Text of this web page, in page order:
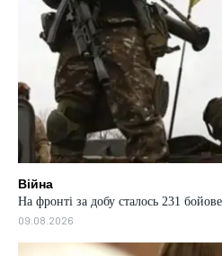
Війна
На фронті за добу сталось 231
09.08.2026